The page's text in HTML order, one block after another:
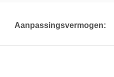
Aanpassingsvermogen: